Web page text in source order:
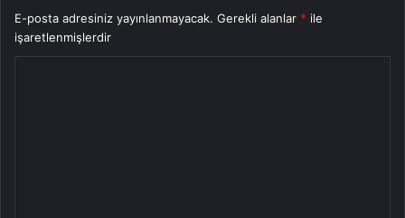
E-posta adresiniz yayınlanmayacak. Gerekli alanlar * ile
işaretlenmişlerdir